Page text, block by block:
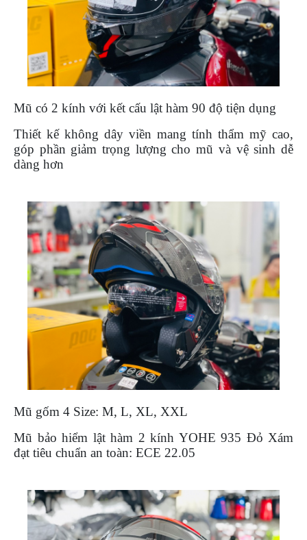
STOP
AND
GO
PHỤ
KIỆN
MOTOWOLF
KẸP
XE
MÁY
PHỤ
KIỆN
PHƯỢT
CHƠI
MOTO
PHỤ
KIỆN
HCM
SẢN
PHẨM
MỚI
BLOG
LIÊN
HỆ
HƯỚNG
Mũ có 2 kính với kết cấu lật hàm 90 độ tiện dụng
Thiết kế không dây viền mang tính thẩm mỹ cao,
góp phần giảm trọng lượng cho mũ và vệ sinh dễ
dàng hơn
Mũ gốm 4 Size: M, L, XL, XXL
Mũ bảo hiểm lật hàm 2 kính YOHE 935 Đỏ Xám
đạt tiêu chuẩn an toàn: ECE 22.05